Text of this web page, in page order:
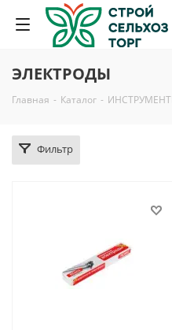
ЭЛЕКТРОДЫ
Главная - Каталог -
Фильтр